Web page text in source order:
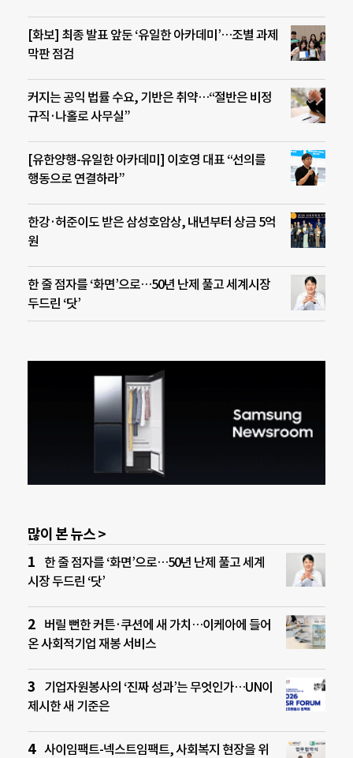
[화보] 최종 발표 앞둔 ‘유일한 아카데미’…조별 과제
막판 점검
커지는 공익 법률 수요, 기반은 취약…“절반은 비정
규직·나홀로 사무실”
[유한양행-유일한 아카데미] 이호영 대표 “선의를
행동으로 연결하라”
한강·허준이도 받은 삼성호암상, 내년부터 상금 5억
원
한 줄 점자를 ‘화면’으로…50년 난제 풀고 세계시장
두드린 ‘닷’
많이 본 뉴스 >
한 줄 점자를 ‘화면’으로…50년 난제 풀고 세계
시장 두드린 ‘닷’
버릴 뻔한 커튼·쿠션에 새 가치…이케아에 들어
온 사회적기업 재봉 서비스
기업자원봉사의 ‘진짜 성과’는 무엇인가…UN이
제시한 새 기준은
사이임팩트-넥스트임팩트, 사회복지 현장을 위